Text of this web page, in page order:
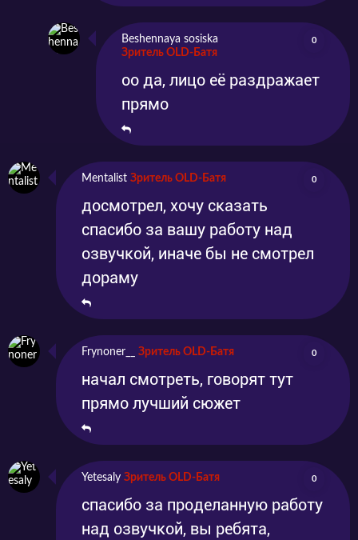
Beshennaya sosiska
Зритель OLD-Батя
0
оо да, лицо её раздражает
прямо
Mentalist Зритель OLD-Батя 0
досмотрел, хочу сказать
спасибо за вашу работу над
озвучкой, иначе бы не смотрел
дораму
Frynoner__ Зритель OLD-Батя 0
начал смотреть, говорят тут
прямо лучший сюжет
Yetesaly Зритель OLD-Батя 0
спасибо за проделанную работу
над озвучкой, вы ребята,